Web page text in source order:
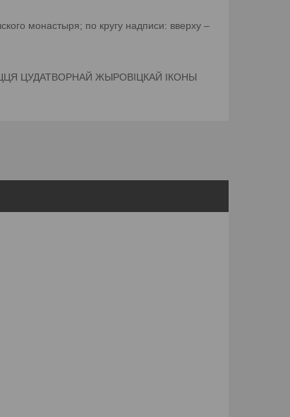
монастыря; по кругу надписи: вверху –
ЦУДАТВОРНАЙ ЖЫРОВІЦКАЙ ІКОНЫ